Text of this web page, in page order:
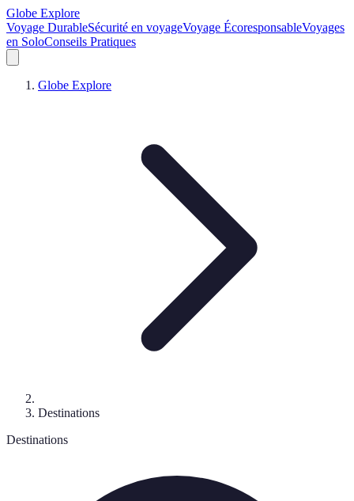
Globe Explore
Voyage DurableSécurité en voyageVoyage ÉcoresponsableVoyages
en SoloConseils Pratiques
Globe Explore
Destinations
Destinations